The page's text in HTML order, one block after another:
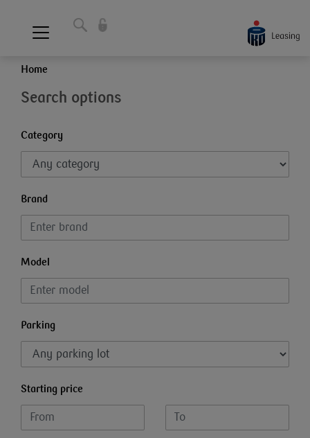
Home
Search options
Category
Brand
Model
Parking
Starting price